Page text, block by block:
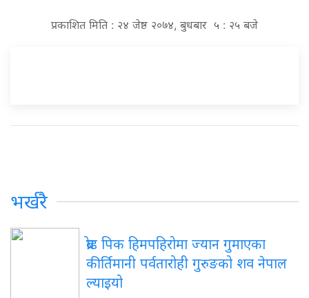
प्रकाशित मिति : २४ जेष्ठ २०७४, बुधबार ५ : २५ बजे
भर्खरै
ब्रोड पिक हिमपहिरोमा ज्यान गुमाएका
कीर्तिमानी पर्वतारोही गुरुङको शव नेपाल
ल्याइयो